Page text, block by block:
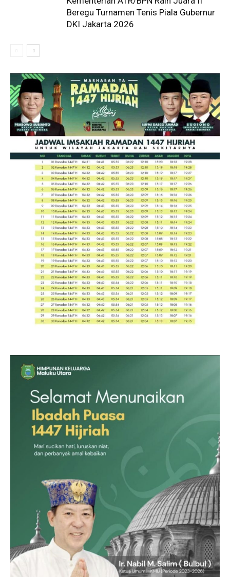
Beregu Turnamen Tenis Piala Gubernur
DKI Jakarta 2026